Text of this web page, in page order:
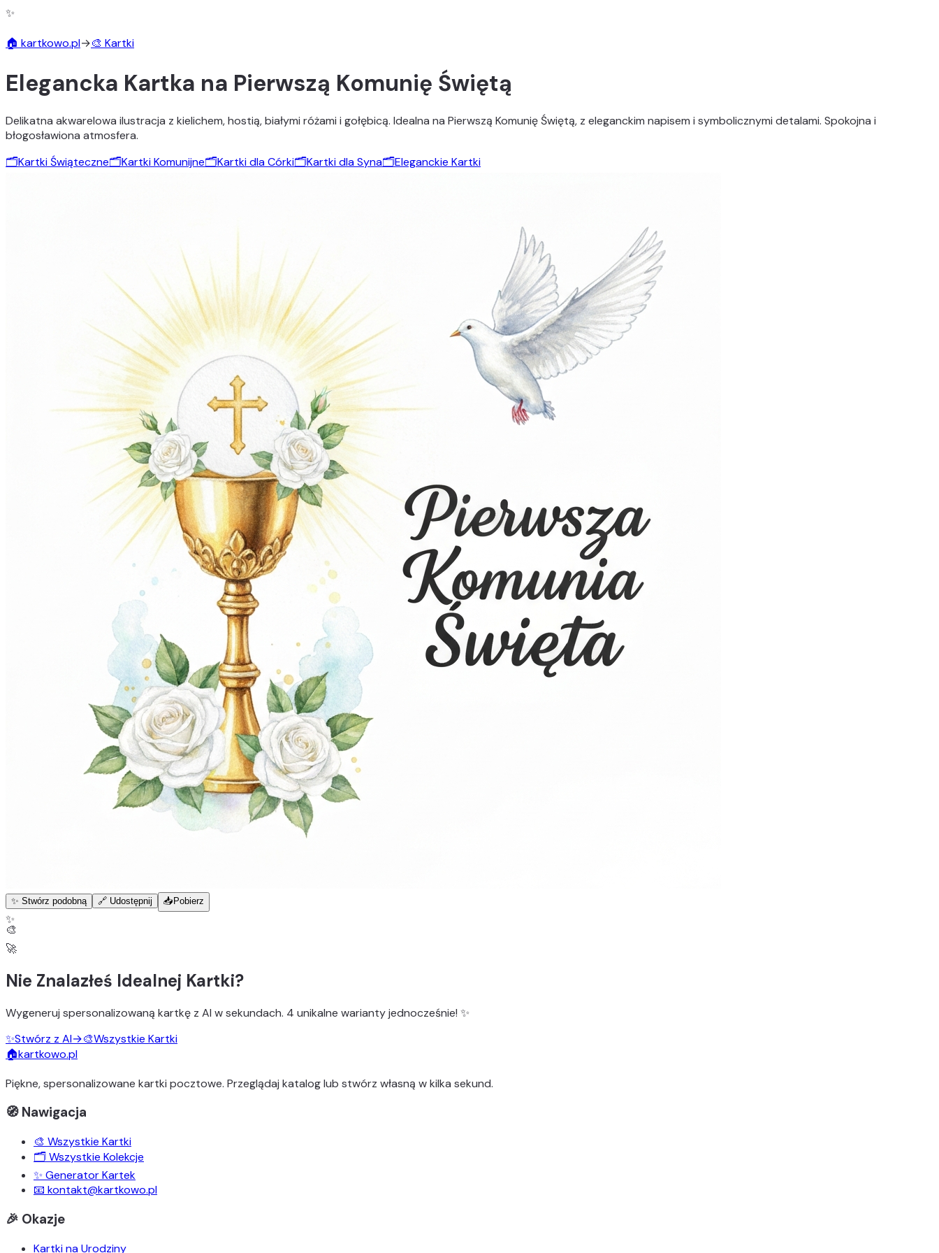
✨
🏠 kartkowo.pl→🎨 Kartki
Elegancka Kartka na Pierwszą Komunię Świętą
Delikatna akwarelowa ilustracja z kielichem, hostią, białymi różami i gołębicą. Idealna na Pierwszą Komunię Świętą, z eleganckim napisem i symbolicznymi detalami. Spokojna i
błogosławiona atmosfera.
🗂️Kartki Świąteczne🗂️Kartki Komunijne🗂️Kartki dla Córki🗂️Kartki dla Syna🗂️Eleganckie Kartki
✨ Stwórz podobną 🔗 Udostępnij 📥 Pobierz
✨
🎨
🚀
Nie Znalazłeś Idealnej Kartki?
Wygeneruj spersonalizowaną kartkę z AI w sekundach. 4 unikalne wariantyjednocześnie! ✨
✨Stwórz z AI→🎨Wszystkie Kartki
🏠kartkowo.pl
Piękne, spersonalizowane kartki pocztowe. Przeglądaj katalog lub stwórz własną w kilka sekund.
🧭 Nawigacja
🎨 Wszystkie Kartki
🗂️ Wszystkie Kolekcje
✨ Generator Kartek
📧 kontakt@kartkowo.pl
🎉 Okazje
Kartki na Urodziny